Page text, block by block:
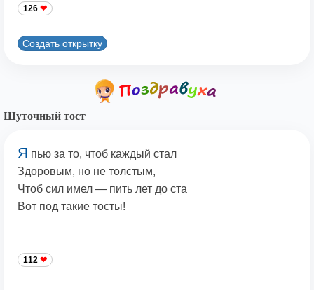
126
Создать открытку
Шуточный тост
Я пью за то, чтоб каждый стал
Здоровым, но не толстым,
Чтоб сил имел — пить лет до ста
Вот под такие тосты!
112